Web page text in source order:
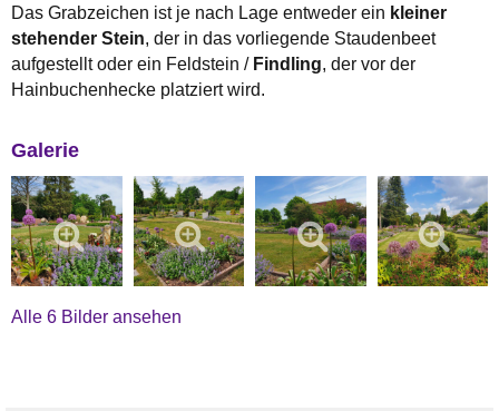
Das Grabzeichen ist je nach Lage entweder ein kleiner
stehender Stein, der in das vorliegende Staudenbeet
aufgestellt oder ein Feldstein / Findling, der vor der
Hainbuchenhecke platziert wird.
Galerie
Alle 6 Bilder ansehen